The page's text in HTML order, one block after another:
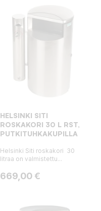
HELSINKI SITI
ROSKAKORI 30 L RST,
PUTKITUHKAKUPILLA
Helsinki Siti roskakori 30
litraa on valmistettu...
Hinta
669,00 €